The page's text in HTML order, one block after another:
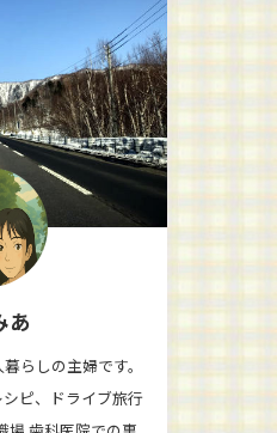
あ
らしの主婦です。
ピ、ドライブ旅行